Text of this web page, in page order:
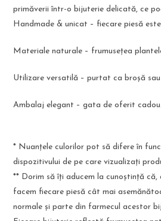
primăverii într-o bijuterie delicată, ce
Handmade & unicat – fiecare piesă
Materiale naturale – frumusețea
Utilizare versatilă – purtat ca broșă sau
Ambalaj elegant – gata de oferit cadou.
* Nuanțele culorilor pot să difere în
dispozitivului de pe care vizualizați
** Dorim să îți aducem la cunoștință că,
facem fiecare piesă cât mai
normale și parte din farmecul acestor